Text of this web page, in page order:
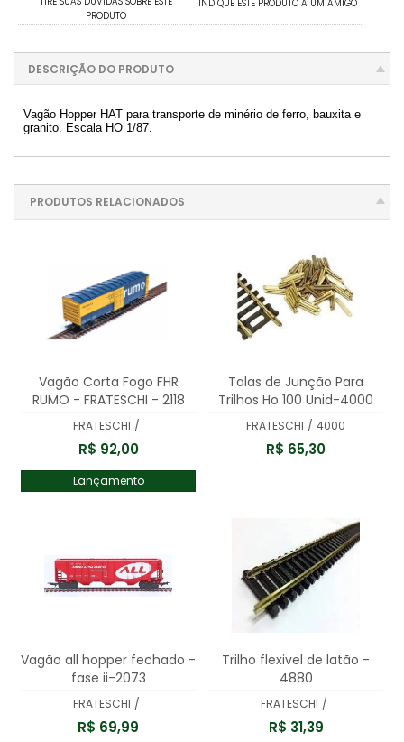
PRODUTO
INDIQUE ESTE PRODUTO A UM AMIGO
DESCRIÇÃO DO PRODUTO
Vagão Hopper HAT para transporte de minério de ferro, bauxita e
granito. Escala HO 1/87.
PRODUTOS RELACIONADOS
Vagão Corta Fogo FHR
RUMO - FRATESCHI - 2118
FRATESCHI /
R$ 92,00
Lançamento
Talas de Junção Para
Trilhos Ho 100 Unid-4000
FRATESCHI / 4000
R$ 65,30
Vagão all hopper fechado -
fase ii-2073
FRATESCHI /
R$ 69,99
Trilho flexivel de latão -
4880
FRATESCHI /
R$ 31,39